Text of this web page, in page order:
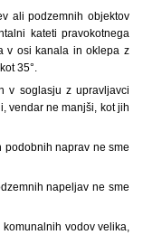
ali podzemnih objektov
kateti pravokotnega
v osi kanala in oklepa z
35°.
v soglasju z upravljavci
vendar ne manjši, kot jih
podobnih naprav ne sme
napeljav ne sme
vodov velika,